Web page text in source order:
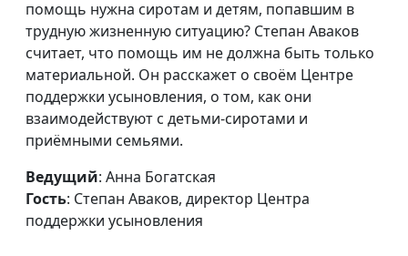
заключенным; Роман
Седов, директор фонда
"Возрождение" г. Тверь
Тюремное служение:
как преступнику
рассказать о Боге
Анна Ронжина, Виктор
христианского служения
Настоящая свобода
— как я её приобрёл
Богатская Анна, Киссер
Виталий
помощь нужна сиротам и детям, попавшим в
трудную жизненную ситуацию? Степан Аваков
считает, что помощь им не должна быть только
материальной. Он расскажет о своём Центре
поддержки усыновления, о том, как они
взаимодействуют с детьми-сиротами и
приёмными семьями.
Ведущий: Анна Богатская
Гость: Степан Аваков, директор Центра
поддержки усыновления